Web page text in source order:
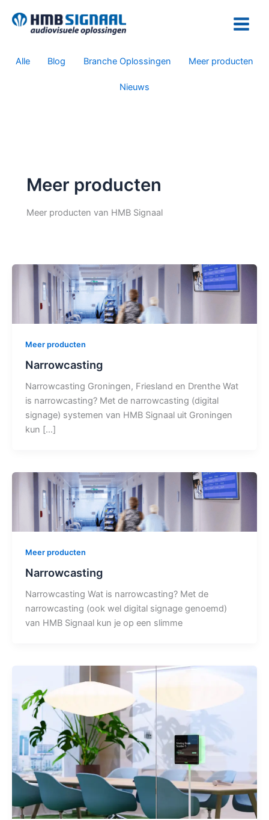
naar
posts
Alle
Blog Branche Oplossingen Meer producten
Nieuws
Meer producten
Meer producten van HMB Signaal
Meer producten
Narrowcasting
Narrowcasting Groningen, Friesland en Drenthe Wat
is narrowcasting? Met de narrowcasting (digital
signage) systemen van HMB Signaal uit Groningen
kun […]
Meer producten
Narrowcasting
Narrowcasting Wat is narrowcasting? Met de
narrowcasting (ook wel digital signage genoemd)
van HMB Signaal kun je op een slimme